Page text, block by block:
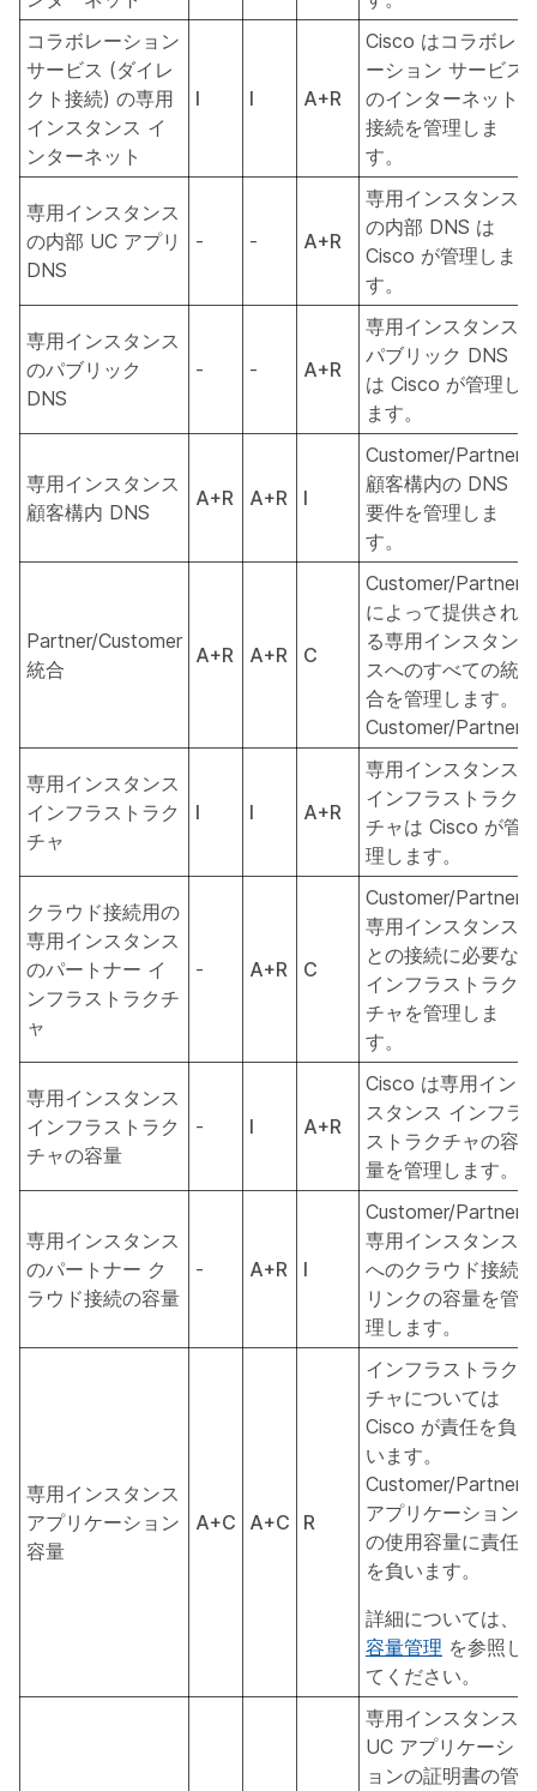
コラボレーション
サービス (ダイレ
クト接続) の専用
インスタンス イ
ンターネット
I I A+R
Cisco はコラボレ
ーション サービス
のインターネット
接続を管理しま
す。
専用インスタンス
の内部 UC アプリ
DNS
- - A+R
専用インスタンス
の内部 DNS は
Cisco が管理しま
す。
専用インスタンス
のパブリック
DNS
- - A+R
専用インスタンス
パブリック DNS
は Cisco が管理し
ます。
専用インスタンス
顧客構内 DNS
A+R A+R I
Customer/Partner
顧客構内の DNS
要件を管理しま
す。
Partner/Customer
統合
A+R A+R C
Customer/Partner
によって提供され
る専用インスタン
スへのすべての統
合を管理します。
Customer/Partner.
専用インスタンス
インフラストラク
チャ
I I A+R
専用インスタンス
インフラストラク
チャは Cisco が管
理します。
クラウド接続用の
専用インスタンス
のパートナー イ
ンフラストラクチ
ャ
- A+R C
Customer/Partner
専用インスタンス
との接続に必要な
インフラストラク
チャを管理しま
す。
専用インスタンス
インフラストラク
チャの容量
- I A+R
Cisco は専用イン
スタンス インフラ
ストラクチャの容
量を管理します。
専用インスタンス
のパートナー ク
ラウド接続の容量
- A+R I
Customer/Partner
専用インスタンス
へのクラウド接続
リンクの容量を管
理します。
専用インスタンス
アプリケーション
容量
A+C A+C R
インフラストラク
チャについては
Cisco が責任を負
います。
Customer/Partner
アプリケーション
の使用容量に責任
を負います。
詳細については、
容量管理 を参照し
てください。
専用インスタンス
UC アプリケーシ
ョンの証明書の管